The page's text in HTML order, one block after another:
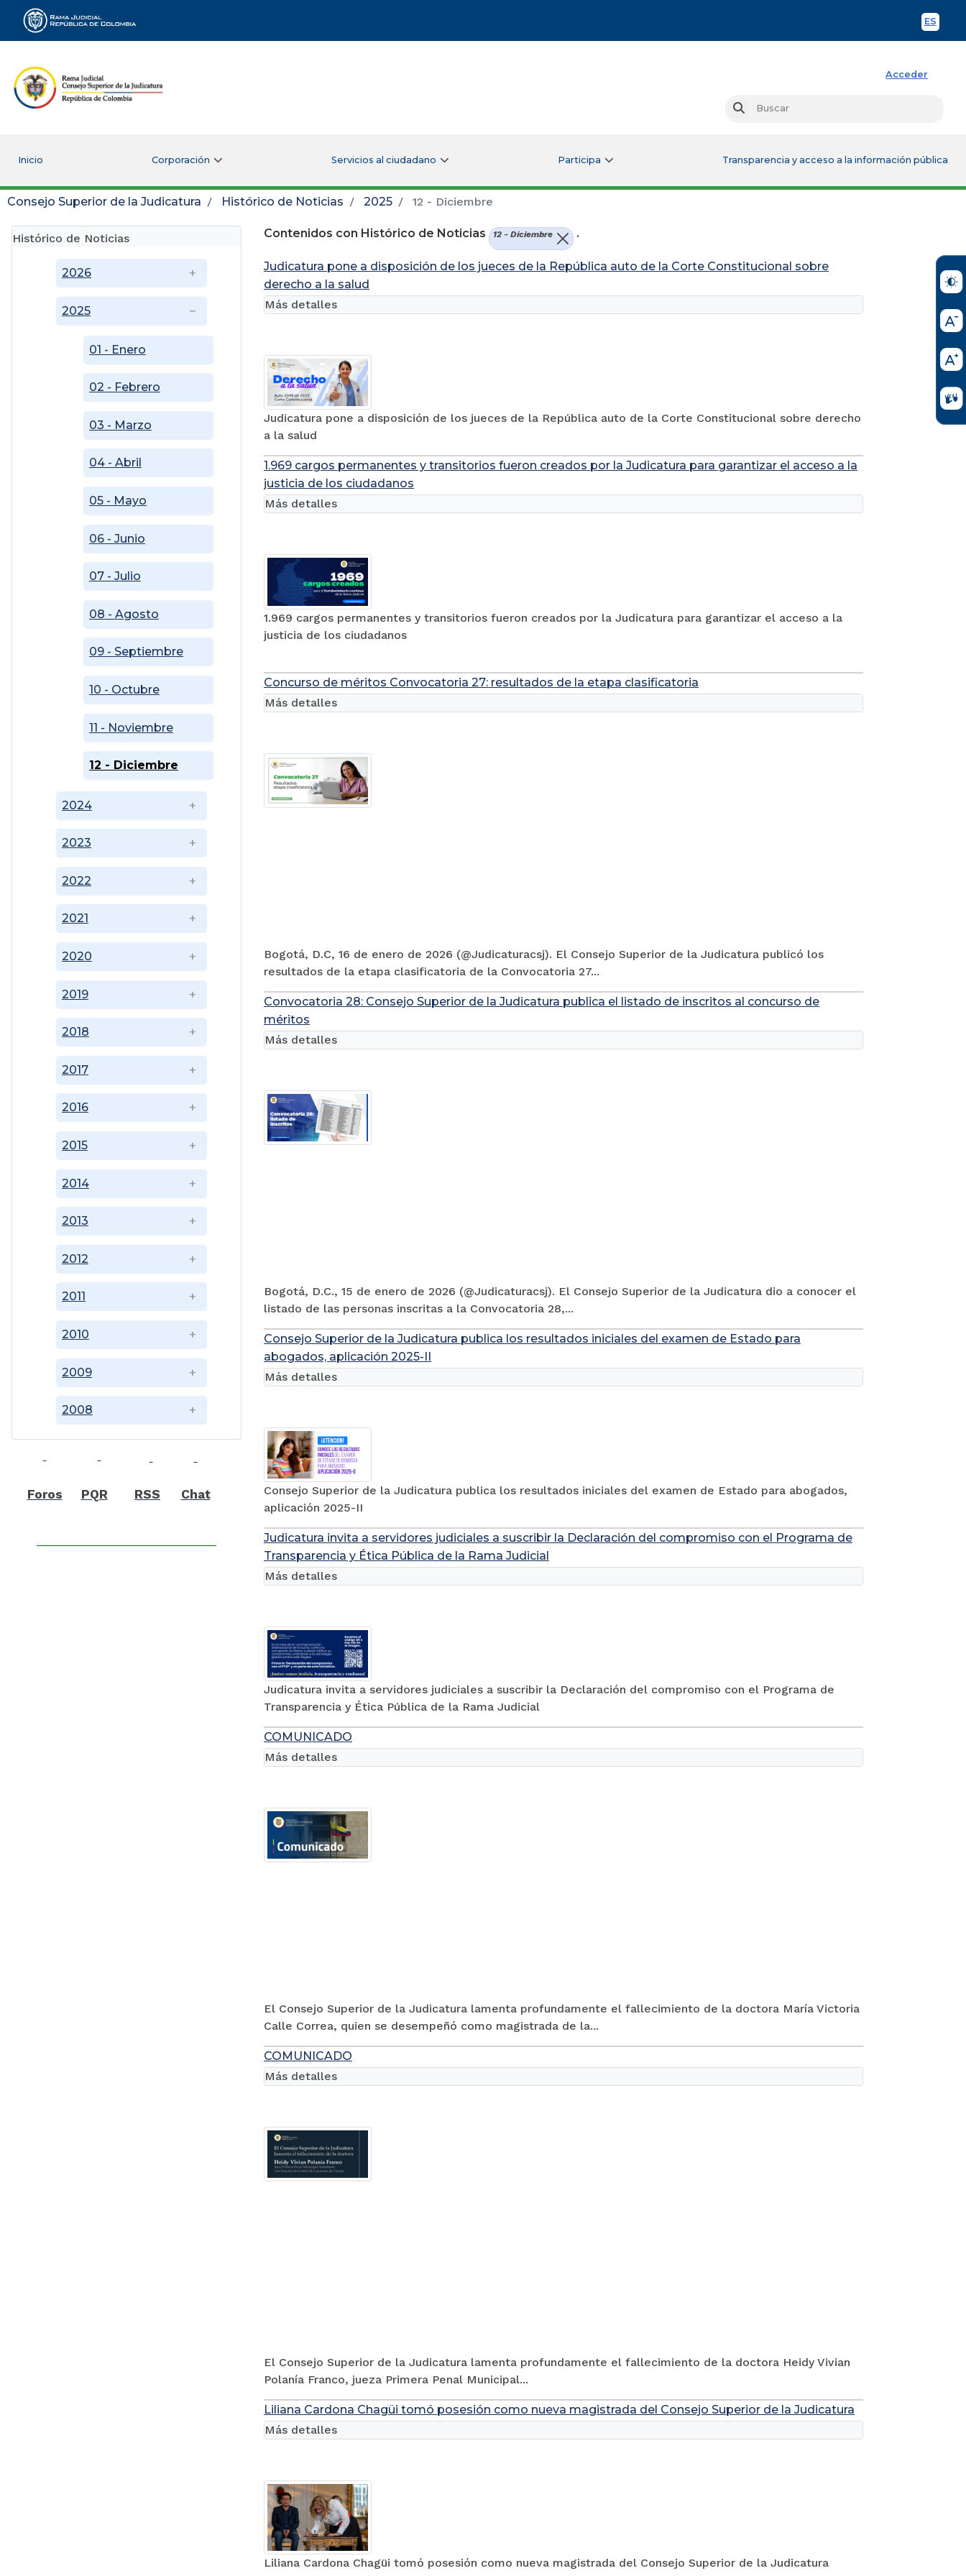
ES
Rama Judicial
Acceder
Buscar
Inicio Corporación Servicios al ciudadano Participa Transparencia y acceso a la información pública
Consejo Superior de la Judicatura Histórico de Noticias 2025 12 - Diciembre
Histórico de Noticias
2008
2009
2010
2011
2012
2013
2014
2015
2016
2017
2018
2019
2020
2021
2022
2023
2024
2025
01 - Enero
02 - Febrero
03 - Marzo
04 - Abril
05 - Mayo
06 - Junio
07 - Julio
08 - Agosto
09 - Septiembre
10 - Octubre
11 - Noviembre
12 - Diciembre
2026
Foros PQR RSS Chat
Contenidos con Histórico de Noticias 12 - Diciembre .
Judicatura pone a disposición de los jueces de la República auto de la Corte Constitucional sobre
derecho a la salud
Judicatura pone a disposición de los jueces de la República auto de la Corte Constitucional sobre derecho
a la salud
Más detalles
1.969 cargos permanentes y transitorios fueron creados por la Judicatura para garantizar el acceso a la
justicia de los ciudadanos
1.969 cargos permanentes y transitorios fueron creados por la Judicatura para garantizar el acceso a la
justicia de los ciudadanos
Más detalles
Concurso de méritos Convocatoria 27: resultados de la etapa clasificatoria
Bogotá, D.C, 16 de enero de 2026 (@Judicaturacsj). El Consejo Superior de la Judicatura publicó los
resultados de la etapa clasificatoria de la Convocatoria 27...
Más detalles
Convocatoria 28: Consejo Superior de la Judicatura publica el listado de inscritos al concurso de
méritos
Bogotá, D.C., 15 de enero de 2026 (@Judicaturacsj). El Consejo Superior de la Judicatura dio a conocer el
listado de las personas inscritas a la Convocatoria 28,...
Más detalles
Consejo Superior de la Judicatura publica los resultados iniciales del examen de Estado para
abogados, aplicación 2025-II
Consejo Superior de la Judicatura publica los resultados iniciales del examen de Estado para abogados,
aplicación 2025-II
Más detalles
Judicatura invita a servidores judiciales a suscribir la Declaración del compromiso con el Programa de
Transparencia y Ética Pública de la Rama Judicial
Judicatura invita a servidores judiciales a suscribir la Declaración del compromiso con el Programa de
Transparencia y Ética Pública de la Rama Judicial
Más detalles
COMUNICADO
El Consejo Superior de la Judicatura lamenta profundamente el fallecimiento de la doctora María Victoria
Calle Correa, quien se desempeñó como magistrada de la...
Más detalles
COMUNICADO
El Consejo Superior de la Judicatura lamenta profundamente el fallecimiento de la doctora Heidy Vivian
Polanía Franco, jueza Primera Penal Municipal...
Más detalles
Liliana Cardona Chagüi tomó posesión como nueva magistrada del Consejo Superior de la Judicatura
Liliana Cardona Chagüi tomó posesión como nueva magistrada del Consejo Superior de la Judicatura
Más detalles